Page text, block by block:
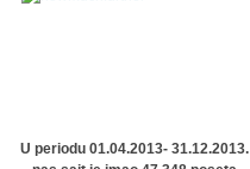
U periodu 01.04.2013- 31.12.2013.